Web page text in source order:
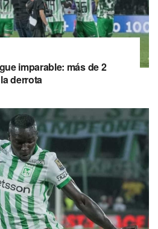
imparable: más de 2
derrota